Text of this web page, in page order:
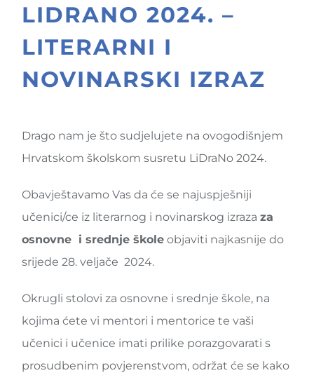
LIDRANO 2024. –
LITERARNI I
NOVINARSKI IZRAZ
Drago nam je što sudjelujete na ovogodišnjem
Hrvatskom školskom susretu LiDraNo 2024.
Obavještavamo Vas da će se najuspješniji
učenici/ce iz literarnog i novinarskog izrazaza
osnovne i srednje škole objaviti najkasnije do
srijede 28. veljače 2024.
Okrugli stolovi za osnovne i srednje škole, na
kojima ćete vi mentori i mentorice te vaši
učenici i učenice imati prilike porazgovarati s
prosudbenim povjerenstvom, održat će se kako